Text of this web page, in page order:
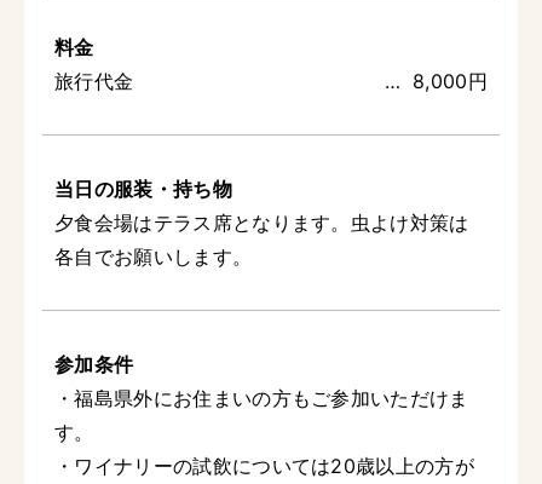
料金
旅行代金
8,000円
当日の服装・持ち物
夕食会場はテラス席となります。虫よけ対策は
各自でお願いします。
参加条件
・福島県外にお住まいの方もご参加いただけま
す。
・ワイナリーの試飲については20歳以上の方が